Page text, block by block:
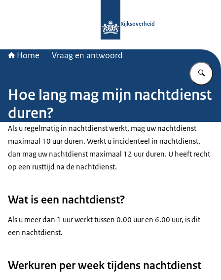
Rijksoverheid
Home Vraag en antwoord
Hoe lang mag mijn nachtdienst
duren?
Als u regelmatig in nachtdienst werkt, mag uw nachtdienst
maximaal 10 uur duren. Werkt u incidenteel in nachtdienst,
dan mag uw nachtdienst maximaal 12 uur duren. U heeft recht
op een rusttijd na de nachtdienst.
Wat is een nachtdienst?
Als u meer dan 1 uur werkt tussen 0.00 uur en 6.00 uur, is dit
een nachtdienst.
Werkuren per week tijdens nachtdienst